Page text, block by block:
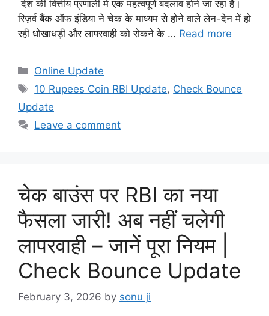
देश की वित्तीय प्रणाली में एक महत्वपूर्ण बदलाव होने जा रहा है।
रिज़र्व बैंक ऑफ इंडिया ने चेक के माध्यम से होने वाले लेन-देन में हो
रही धोखाधड़ी और लापरवाही को रोकने के … Read more
Categories
Online Update
Tags
10 Rupees Coin RBI Update, Check Bounce
Update
Leave a comment
चेक बाउंस पर RBI का नया
फैसला जारी! अब नहीं चलेगी
लापरवाही – जानें पूरा नियम |
Check Bounce Update
February 3, 2026 by sonu ji